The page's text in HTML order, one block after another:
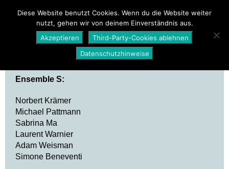
PROGRAMM ÜBER UNS NEWS
Ensemble S:
Norbert Krämer
Michael Pattmann
Sabrina Ma
Laurent Warnier
Adam Weisman
Simone Beneventi
Diese Website benutzt Cookies. Wenn du die Website weiter
nutzt, gehen wir von deinem Einverständnis aus.
Akzeptieren
Third-Party-Cookies ablehnen
Datenschutzhinweise